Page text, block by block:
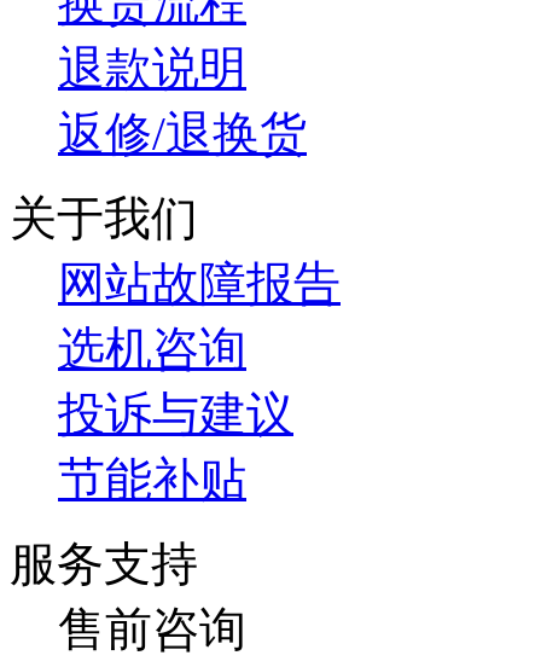
退款说明
返修/退换货
关于我们
网站故障报告
选机咨询
投诉与建议
节能补贴
服务支持
售前咨询